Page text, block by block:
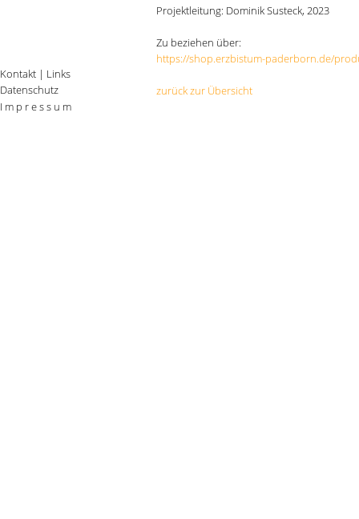
Projektleitung: Dominik Susteck, 2023
Zu beziehen über:
https://shop.erzbistum-paderborn.de/
zurück zur Übersicht
Kontakt | Links
Datenschutz
I m p r e s s u m